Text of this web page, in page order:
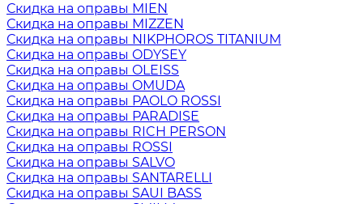
Скидка на оправы MIEN
Скидка на оправы MIZZEN
Скидка на оправы NIKPHOROS TITANIUM
Скидка на оправы ODYSEY
Скидка на оправы OLEISS
Скидка на оправы OMUDA
Скидка на оправы PAOLO ROSSI
Скидка на оправы PARADISE
Скидка на оправы RICH PERSON
Скидка на оправы ROSSI
Скидка на оправы SALVO
Скидка на оправы SANTARELLI
Скидка на оправы SAUI BASS